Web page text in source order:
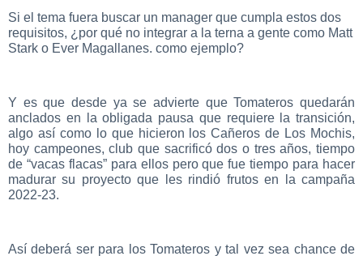
Si el tema fuera buscar un manager que cumpla estos dos
requisitos, ¿por qué no integrar a la terna a gente como Matt
Stark o Ever Magallanes. como ejemplo?
Y es que desde ya se advierte que Tomateros quedarán
anclados en la obligada pausa que requiere la transición,
algo así como lo que hicieron los Cañeros de Los Mochis,
hoy campeones, club que sacrificó dos o tres años, tiempo
de “vacas flacas” para ellos pero que fue tiempo para hacer
madurar su proyecto que les rindió frutos en la campaña
2022-23.
Así deberá ser para los Tomateros y tal vez sea chance de